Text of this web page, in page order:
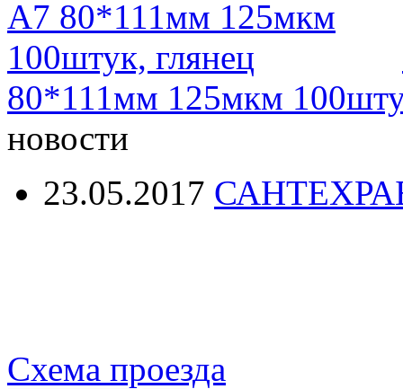
80*111мм 125мкм
новости
23.05.2017
Схема проезда